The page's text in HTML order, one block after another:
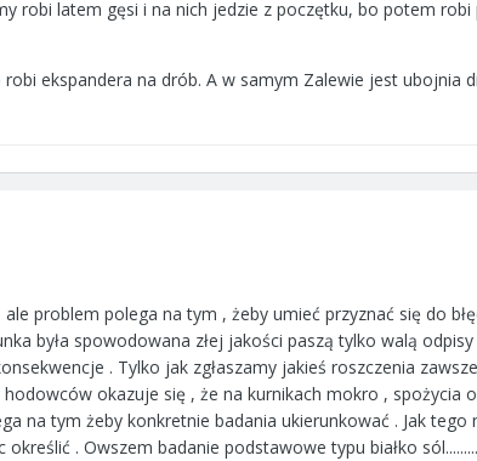
robi latem gęsi i na nich jedzie z poczętku, bo potem robi
ekspandera na drób. A w samym Zalewie jest ubojnia
problem polega na tym , żeby umieć przyznać się do
była spowodowana złej jakości paszą tylko walą
. Tylko jak zgłaszamy jakieś roszczenia zawsze
okazuje się , że na kurnikach mokro , spożycia
na tym żeby konkretnie badania ukierunkować . Jak tego
. Owszem badanie podstawowe typu białko